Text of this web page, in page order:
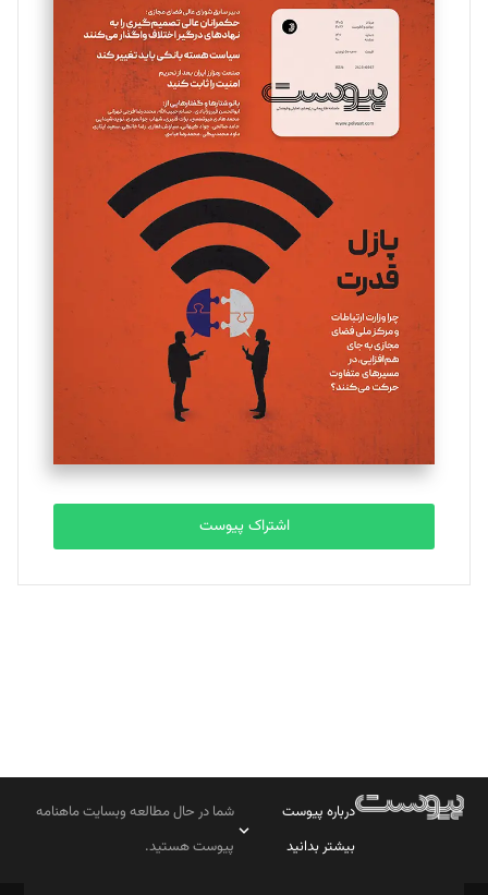
سروش کرمیان
تحریریه
مینا پاکدل
یسنا امان‌پور
تحریریه
ملینا جعفری
تحریریه
مصطفی مسجدی آرانی
تحریریه
بابک نقاش
تحریریه
اشتراک پیوست
درباره پیوست
بیشتر بدانید
شما در حال مطالعه وبسایت ماهنامه
پیوست هستید.